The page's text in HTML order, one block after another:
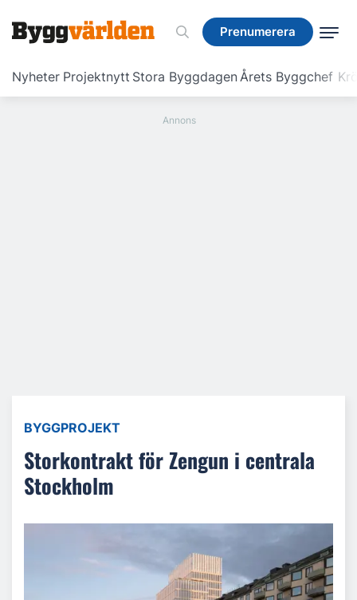
Prenumerera
Nyheter Projektnytt Stora ByggdagenÅrets Byggchef
Prenumerera
BYGGPROJEKT
Storkontrakt för Zengun i centrala
Stockholm